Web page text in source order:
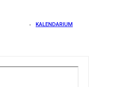
KALENDARIUM